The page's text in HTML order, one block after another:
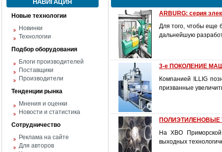
НАВИГАЦИЯ
Новые технологии
Новинки
Технологии
Подбор оборудования
Блоги производителей
Поставщики
Производители
Тенденции рынка
Мнения и оценки
Новости и статистика
Сотрудничество
Реклама на сайте
Для авторов
ARBURG: серия
Для того, чтобы еще
дальнейшую
3-е ПОКОЛЕНИЕ
Компанией ILLIG
призванные
ПОЛИЭТИЛЕНОВЫЕ
На ХВО
выходных